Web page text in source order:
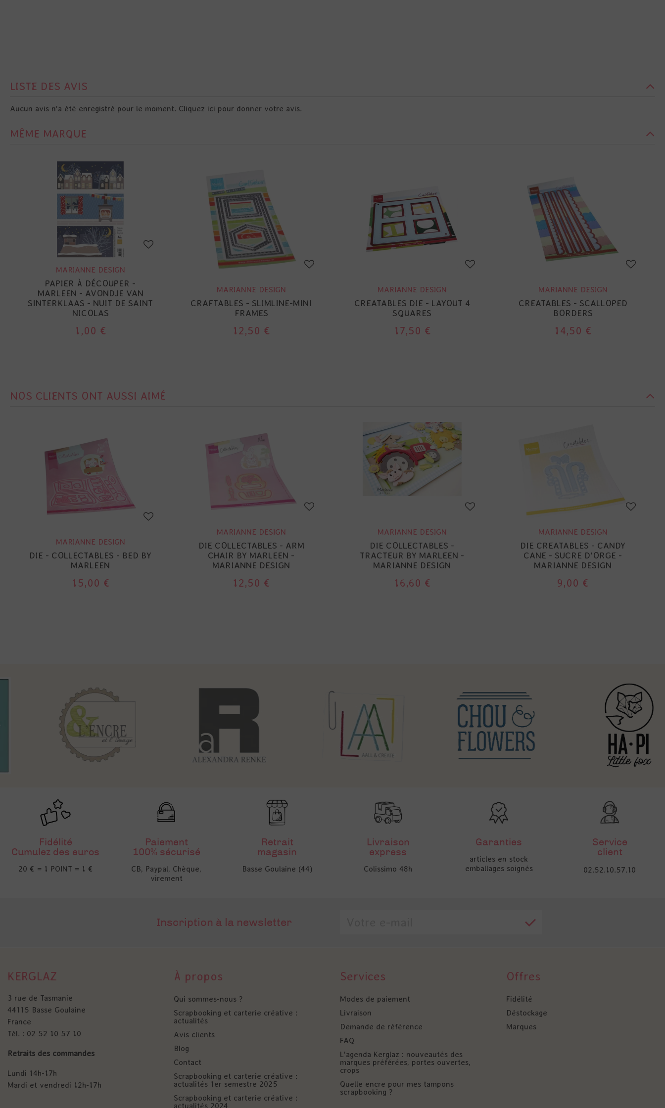
LISTE DES AVIS
Aucun avis n'a été enregistré pour le moment. Cliquez ici pour donner votre avis.
MÊME MARQUE
MARIANNE DESIGN
PAPIER À DÉCOUPER -
MARLEEN - AVONDJE VAN
SINTERKLAAS - NUIT DE SAINT
NICOLAS
1,00 €
MARIANNE DESIGN
CRAFTABLES - SLIMLINE-MINI
FRAMES
12,50 €
MARIANNE DESIGN
CREATABLES DIE - LAYOUT 4
SQUARES
17,50 €
MARIANNE DESIGN
CREATABLES - SCALLOPED
BORDERS
14,50 €
NOS CLIENTS ONT AUSSI AIMÉ
MARIANNE DESIGN
DIE - COLLECTABLES - BED BY
MARLEEN
15,00 €
MARIANNE DESIGN
DIE COLLECTABLES - ARM
CHAIR BY MARLEEN -
MARIANNE DESIGN
12,50 €
MARIANNE DESIGN
DIE COLLECTABLES -
TRACTEUR BY MARLEEN -
MARIANNE DESIGN
16,60 €
MARIANNE DESIGN
DIE CREATABLES - CANDY
CANE - SUCRE D'ORGE -
MARIANNE DESIGN
9,00 €
Fidélité
Cumulez des euros
20 € = 1 POINT = 1 €
Paiement
100% sécurisé
CB, Paypal, Chèque,
virement
Retrait
magasin
Basse Goulaine (44)
Livraison
express
Colissimo 48h
Garanties
articles en stock
emballages soignés
Service
client
02.52.10.57.10
Inscription à la newsletter
KERGLAZ
3 rue de Tasmanie
44115 Basse Goulaine
France
Tél. : 02 52 10 57 10
Retraits des commandes
Lundi 14h-17h
Mardi et vendredi 12h-17h
À propos
Qui sommes-nous ?
Scrapbooking et carterie créative :
actualités
Avis clients
Blog
Contact
Scrapbooking et carterie créative :
actualités 1er semestre 2025
Scrapbooking et carterie créative :
actualités 2024
Services
Modes de paiement
Livraison
Demande de référence
FAQ
L'agenda Kerglaz : nouveautés des
marques préférées, portes ouvertes,
crops
Quelle encre pour mes tampons
scrapbooking ?
Offres
Fidélité
Déstockage
Marques